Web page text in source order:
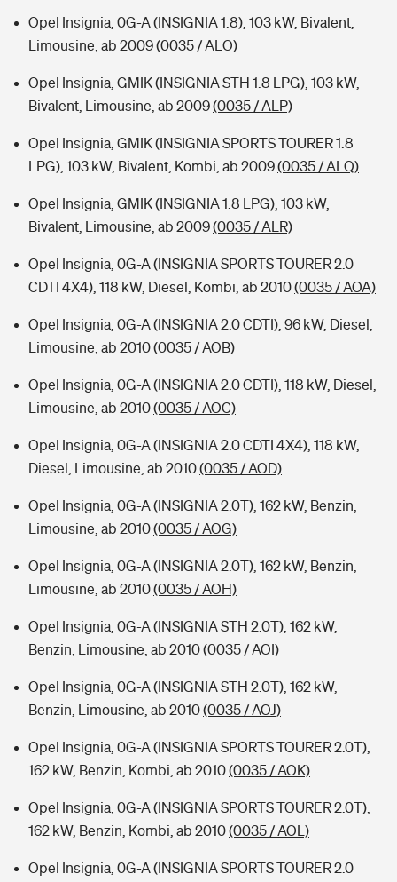
Opel Insignia, 0G-A (INSIGNIA 1.8), 103 kW, Bivalent,
Limousine, ab 2009(0035 / ALO)
Opel Insignia, GMIK (INSIGNIA STH 1.8 LPG), 103 kW,
Bivalent, Limousine, ab 2009(0035 / ALP)
Opel Insignia, GMIK (INSIGNIA SPORTS TOURER 1.8
LPG), 103 kW, Bivalent, Kombi, ab 2009(0035 / ALQ)
Opel Insignia, GMIK (INSIGNIA 1.8 LPG), 103 kW,
Bivalent, Limousine, ab 2009(0035 / ALR)
Opel Insignia, 0G-A (INSIGNIA SPORTS TOURER 2.0
CDTI 4X4), 118 kW, Diesel, Kombi, ab 2010(0035 / AOA)
Opel Insignia, 0G-A (INSIGNIA 2.0 CDTI), 96 kW, Diesel,
Limousine, ab 2010(0035 / AOB)
Opel Insignia, 0G-A (INSIGNIA 2.0 CDTI), 118 kW, Diesel,
Limousine, ab 2010(0035 / AOC)
Opel Insignia, 0G-A (INSIGNIA 2.0 CDTI 4X4), 118 kW,
Diesel, Limousine, ab 2010(0035 / AOD)
Opel Insignia, 0G-A (INSIGNIA 2.0T), 162 kW, Benzin,
Limousine, ab 2010(0035 / AOG)
Opel Insignia, 0G-A (INSIGNIA 2.0T), 162 kW, Benzin,
Limousine, ab 2010(0035 / AOH)
Opel Insignia, 0G-A (INSIGNIA STH 2.0T), 162 kW,
Benzin, Limousine, ab 2010(0035 / AOI)
Opel Insignia, 0G-A (INSIGNIA STH 2.0T), 162 kW,
Benzin, Limousine, ab 2010(0035 / AOJ)
Opel Insignia, 0G-A (INSIGNIA SPORTS TOURER 2.0T),
162 kW, Benzin, Kombi, ab 2010(0035 / AOK)
Opel Insignia, 0G-A (INSIGNIA SPORTS TOURER 2.0T),
162 kW, Benzin, Kombi, ab 2010(0035 / AOL)
Opel Insignia, 0G-A (INSIGNIA SPORTS TOURER 2.0